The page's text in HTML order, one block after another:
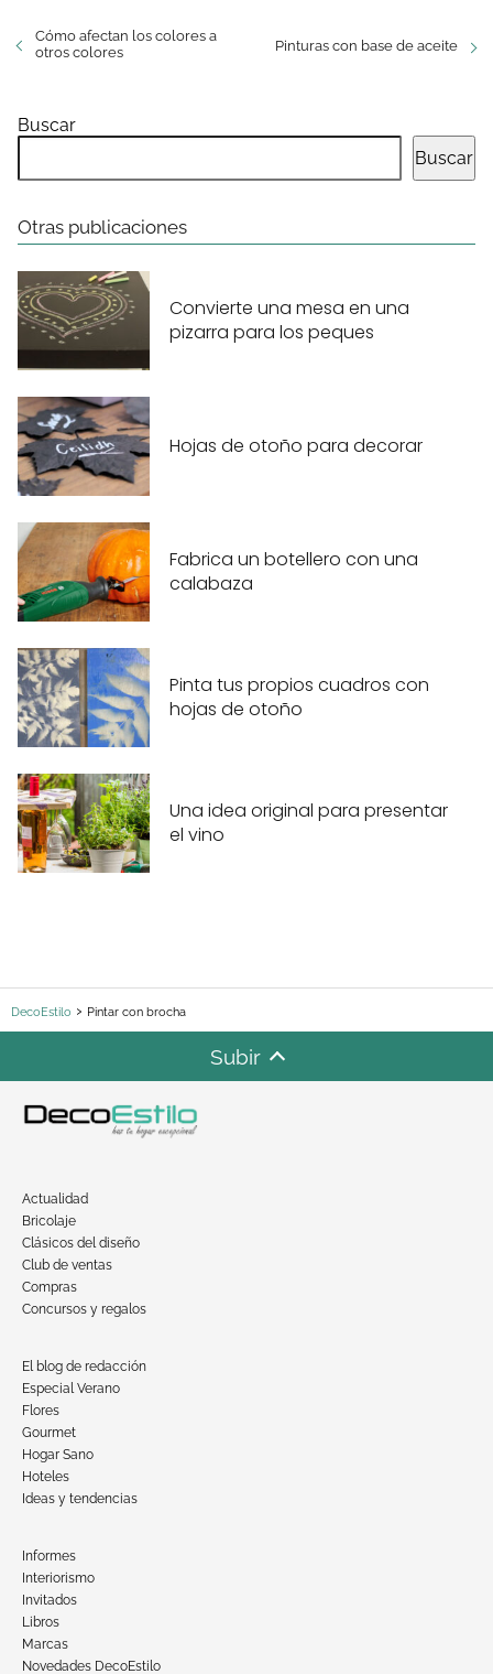
Cómo afectan los colores a
otros colores
Pinturas con base de aceite
Buscar
Buscar
Otras publicaciones
Convierte una mesa en una
pizarra para los peques
Hojas de otoño para decorar
Fabrica un botellero con una
calabaza
Pinta tus propios cuadros con
hojas de otoño
Una idea original para presentar
el vino
DecoEstilo Pintar con brocha
Subir
Actualidad
Bricolaje
Clásicos del diseño
Club de ventas
Compras
Concursos y regalos
El blog de redacción
Especial Verano
Flores
Gourmet
Hogar Sano
Hoteles
Ideas y tendencias
Informes
Interiorismo
Invitados
Libros
Marcas
Novedades DecoEstilo